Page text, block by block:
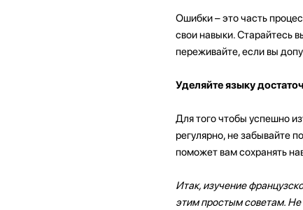
Ошибки – это часть
свои навыки. Старайтесь
переживайте, если вы
Уделяйте языку
Для того чтобы успешно
регулярно, не забывайте
поможет вам сохранять
Итак, изучение
этим простым советам. Не